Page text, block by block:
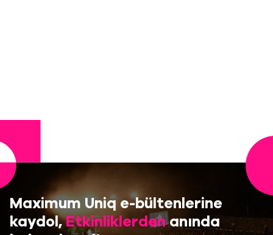
Maximum Uniq e-bültenlerine
kaydol,Etkinliklerdenanında